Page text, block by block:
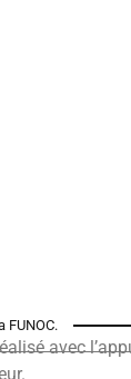
FUNOC.
avec